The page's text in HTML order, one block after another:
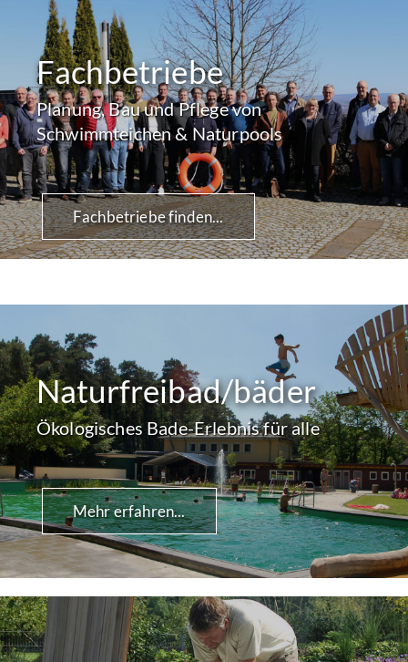
Fachbetriebe
Planung, Bau und Pflege von
Schwimmteichen & Naturpools
Fachbetriebe finden...
Naturfreibad/bäder
Ökologisches Bade-Erlebnis für alle
Mehr erfahren...